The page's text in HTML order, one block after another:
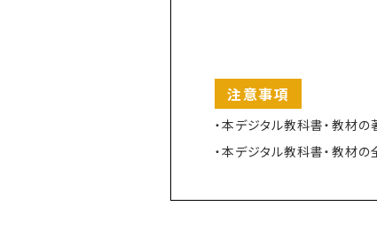
注意事項
本デジタル教科書・教材の
本デジタル教科書・教材の